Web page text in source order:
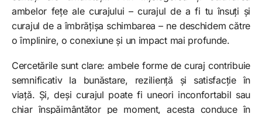
ambelor fețe ale curajului – curajul de a fi tu însuți și
curajul de a îmbrățișa schimbarea – ne deschidem către
o împlinire, o conexiune și un impact mai profunde.
Cercetările sunt clare: ambele forme de curaj contribuie
semnificativ la bunăstare, reziliență și satisfacție în
viață. Și, deși curajul poate fi uneori inconfortabil sau
chiar înspăimântător pe moment, acesta conduce în